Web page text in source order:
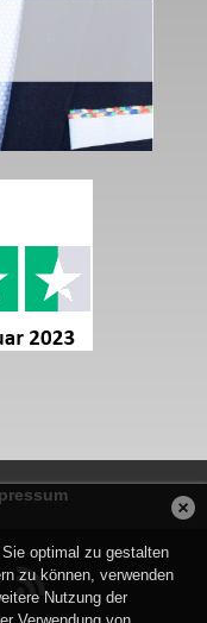
optimal zu gestalten
zu können, verwenden
Nutzung der